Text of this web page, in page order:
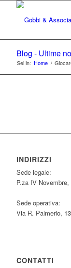
Blog - Ultime
Sei in: Home /
INDIRIZZI
Sede legale:
P.za IV
Sede operativa:
Via R. Palmerio,
CONTATTI